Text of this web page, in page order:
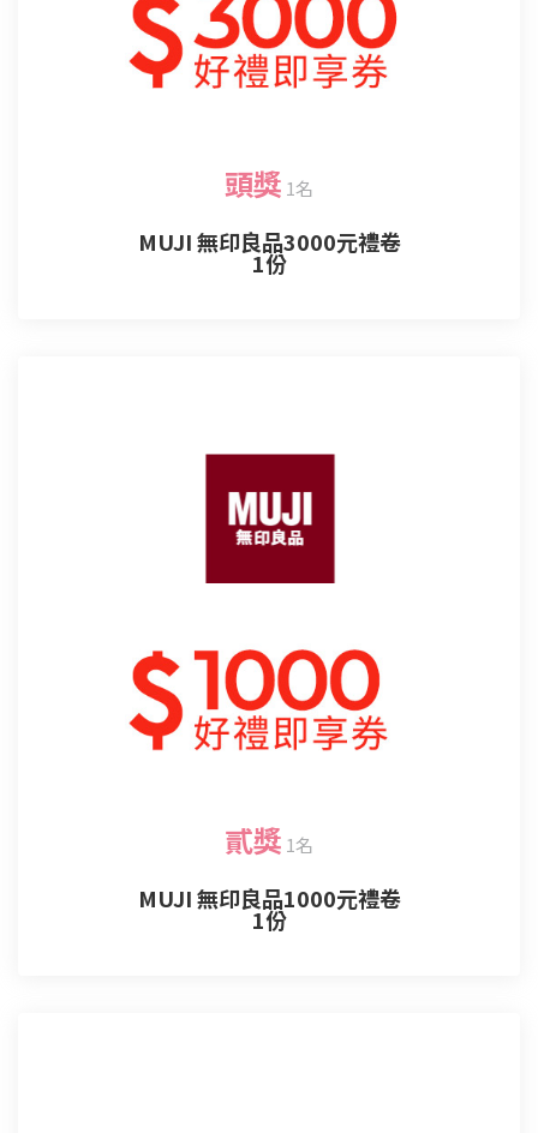
頭獎 1名
MUJI 無印良品3000元禮卷
1份
貳獎 1名
MUJI 無印良品1000元禮卷
1份